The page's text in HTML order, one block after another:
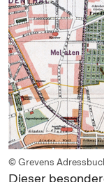
© Grevens
Dieser